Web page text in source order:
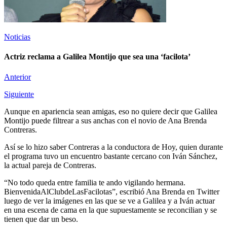
Noticias
Actriz reclama a Galilea Montijo que sea una ‘facilota’
Anterior
Siguiente
Aunque en apariencia sean amigas, eso no quiere decir que Galilea
Montijo puede filtrear a sus anchas con el novio de Ana Brenda
Contreras.
Así se lo hizo saber Contreras a la conductora de Hoy, quien durante
el programa tuvo un encuentro bastante cercano con Iván Sánchez,
la actual pareja de Contreras.
“No todo queda entre familia te ando vigilando hermana.
BienvenidaAlClubdeLasFacilotas”, escribió Ana Brenda en Twitter
luego de ver la imágenes en las que se ve a Galilea y a Iván actuar
en una escena de cama en la que supuestamente se reconcilian y se
tienen que dar un beso.